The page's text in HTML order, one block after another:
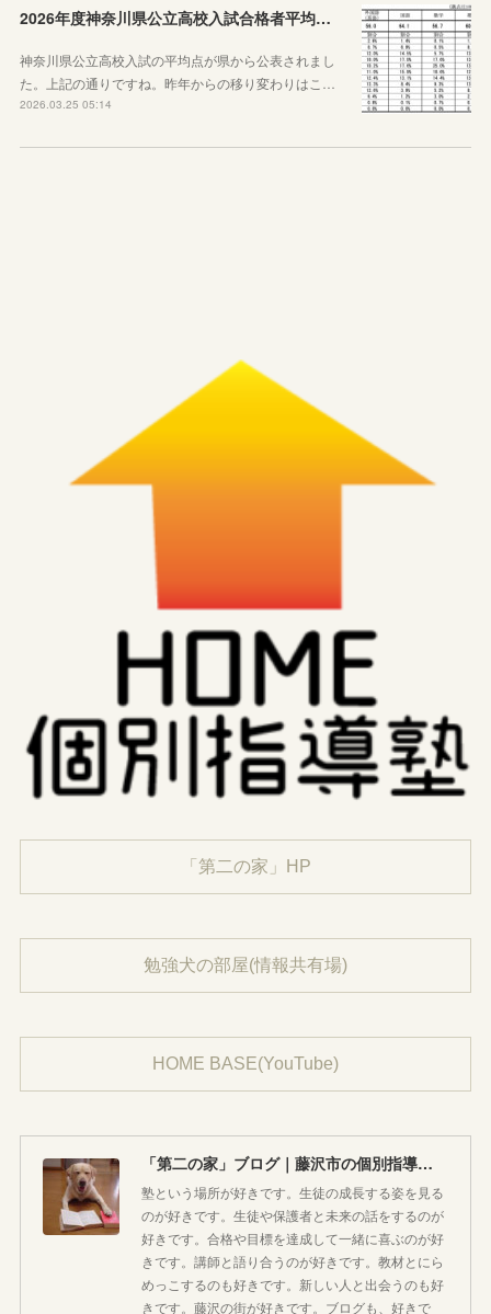
2026年度神奈川県公立高校入試合格者平均点が公表されました
神奈川県公立高校入試の平均点が県から公表されまし
た。上記の通りですね。昨年からの移り変わりはこ…
2026.03.25 05:14
「第二の家」HP
勉強犬の部屋(情報共有場)
HOME BASE(YouTube)
「第二の家」ブログ｜藤沢市の個別指導塾のお話
塾という場所が好きです。生徒の成長する姿を見る
のが好きです。生徒や保護者と未来の話をするのが
好きです。合格や目標を達成して一緒に喜ぶのが好
きです。講師と語り合うのが好きです。教材とにら
めっこするのも好きです。新しい人と出会うのも好
きです。藤沢の街が好きです。ブログも、好きで